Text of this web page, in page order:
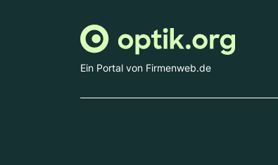
Ein Portal von Firmenweb.de